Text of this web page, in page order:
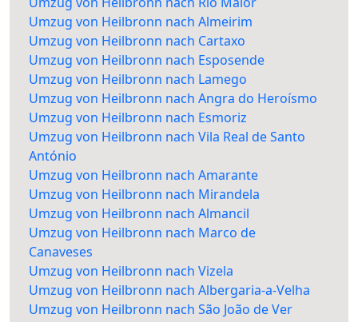
Umzug von Heilbronn nach Almeirim
Umzug von Heilbronn nach Cartaxo
Umzug von Heilbronn nach Esposende
Umzug von Heilbronn nach Lamego
Umzug von Heilbronn nach Angra do Heroísmo
Umzug von Heilbronn nach Esmoriz
Umzug von Heilbronn nach Vila Real de Santo
António
Umzug von Heilbronn nach Amarante
Umzug von Heilbronn nach Mirandela
Umzug von Heilbronn nach Almancil
Umzug von Heilbronn nach Marco de
Canaveses
Umzug von Heilbronn nach Vizela
Umzug von Heilbronn nach Albergaria-a-Velha
Umzug von Heilbronn nach São João de Ver